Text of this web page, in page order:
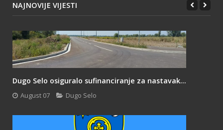
NAJNOVIJE VIJESTI
Dugo Selo osiguralo sufinanciranje za nastavak...
August 07 Dugo Selo